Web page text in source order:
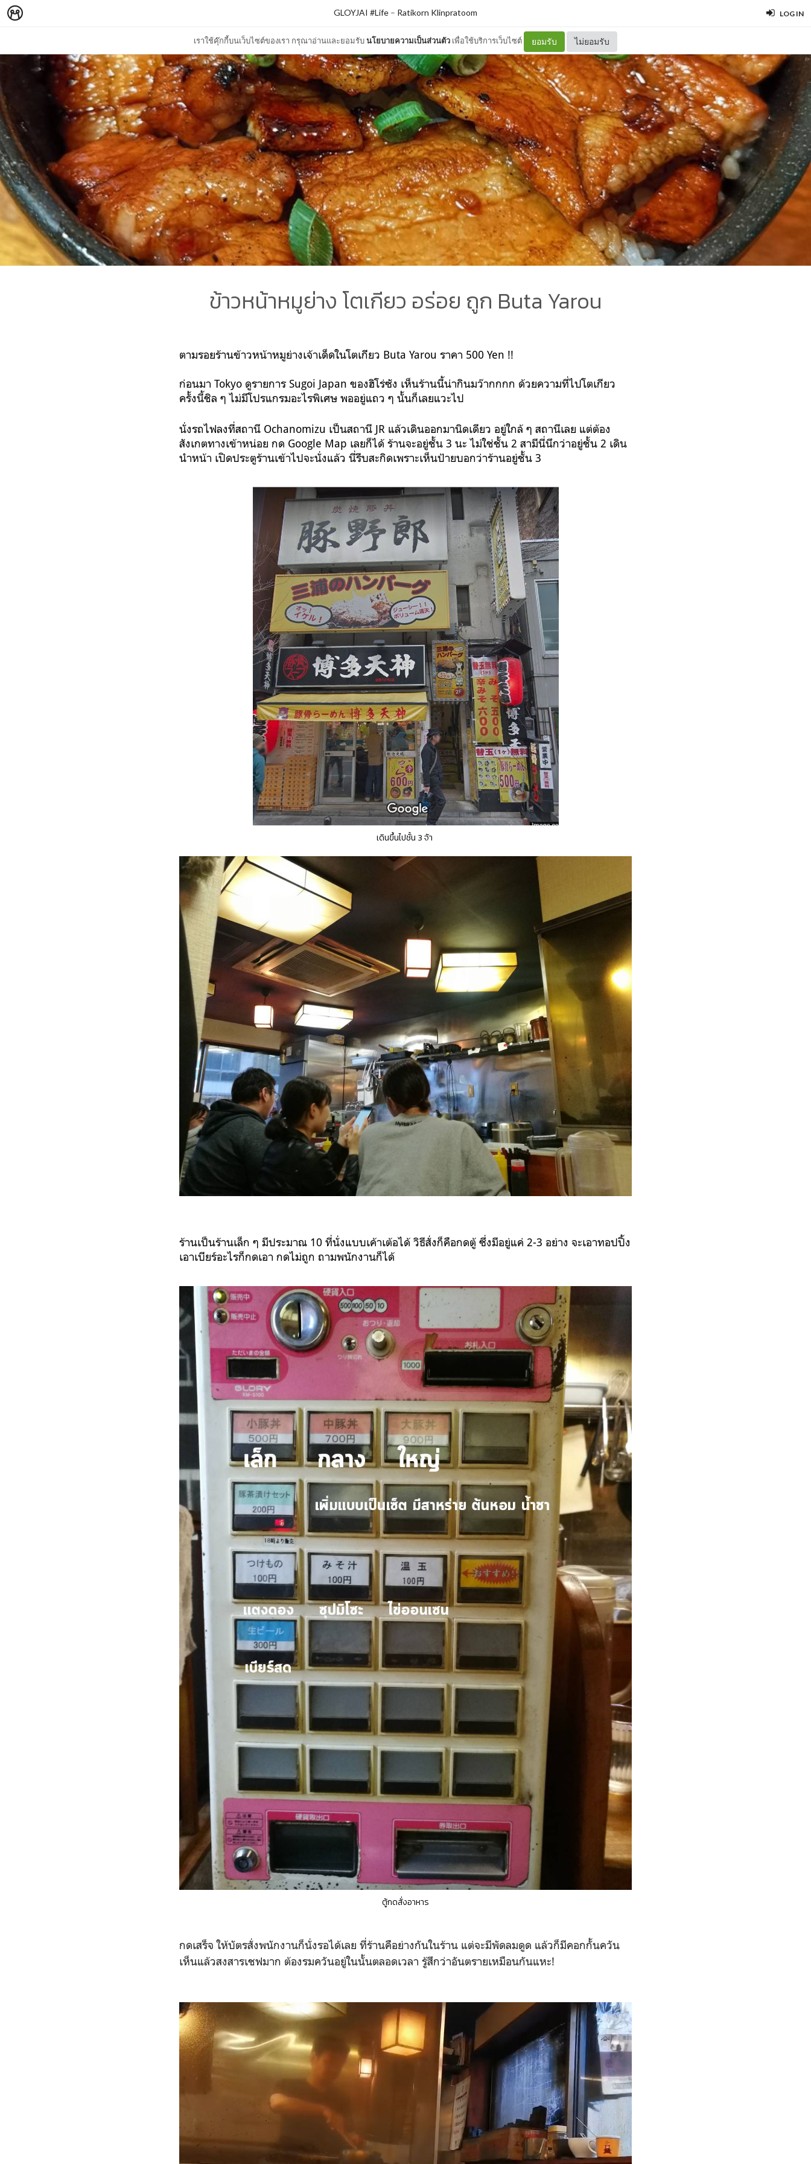
LOG IN
เราใช้คุ๊กกี้บนเว็บไซต์ของเรา กรุณาอ่านและยอมรับนโยบายความเป็นส่วนตัว เพื่อใช้บริการเว็บไซต์ ยอมรับ ไม่ยอมรับ
GLOYJAI #Life – Ratikorn Klinpratoom
ข้าวหน้าหมูย่าง โตเกียว อร่อย ถูก Buta Yarou
ตามรอยร้านข้าวหน้าหมูย่างเจ้าเด็ดในโตเกียว Buta Yarou ราคา 500 Yen !!
ก่อนมา Tokyo ดูรายการ Sugoi Japan ของฮิโร่ซัง เห็นร้านนี้น่ากินมว๊ากกกก ด้วยความที่ไปโตเกียว
ครั้งนี้ชิล ๆ ไม่มีโปรแกรมอะไรพิเศษ พออยู่แถว ๆ นั้นก็เลยแวะไป
นั่งรถไฟลงที่สถานี Ochanomizu เป็นสถานี JR แล้วเดินออกมานิดเดียว อยู่ใกล้ ๆ สถานีเลย แต่ต้อง
สังเกตทางเข้าหน่อย กด Google Map เลยก็ได้ ร้านจะอยู่ชั้น 3 นะ ไม่ใช่ชั้น 2 สามีนี่นึกว่าอยู่ชั้น 2 เดิน
นำหน้า เปิดประตูร้านเข้าไปจะนั่งแล้ว นี่รีบสะกิดเพราะเห็นป้ายบอกว่าร้านอยู่ชั้น 3
เดินขึ้นไปชั้น 3 จ้า
ร้านเป็นร้านเล็ก ๆ มีประมาณ 10 ที่นั่งแบบเค้าเต้อได้ วิธีสั่งก็คือกดตู้ ซึ่งมีอยู่แค่ 2-3 อย่าง จะเอาทอปปิ้ง
เอาเบียร์อะไรก็กดเอา กดไม่ถูก ถามพนักงานก็ได้
ตู้กดสั่งอาหาร
กดเสร็จ ให้บัตรสั่งพนักงานก็นั่งรอได้เลย ที่ร้านคือย่างกันในร้าน แต่จะมีพัดลมดูด แล้วก็มีคอกกั้นควัน
เห็นแล้วสงสารเชฟมาก ต้องรมควันอยู่ในนั้นตลอดเวลา รู้สึกว่าอันตรายเหมือนกันแหะ!